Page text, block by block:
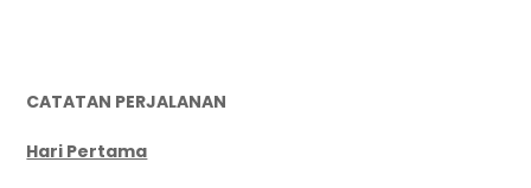
CATATAN PERJALANAN
Hari Pertama